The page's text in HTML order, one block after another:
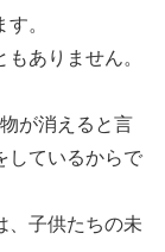
。
ありません。
が消えると言
しているからで
、子供たちの未